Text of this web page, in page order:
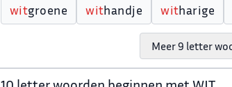
witgroene withandje witharige
Meer 9 letter